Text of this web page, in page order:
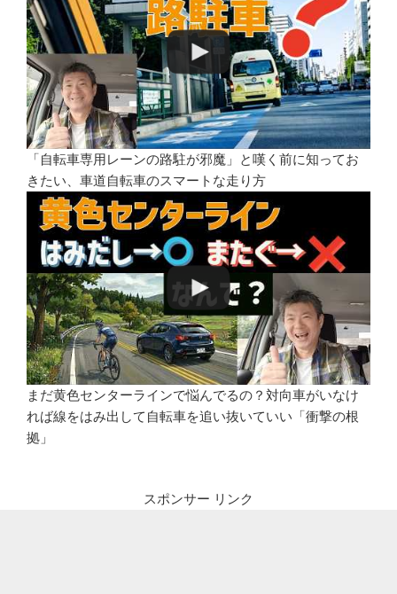
「自転車専用レーンの路駐が邪魔」と嘆く前に知ってお
きたい、車道自転車のスマートな走り方
まだ黄色センターラインで悩んでるの？対向車がいなけ
れば線をはみ出して自転車を追い抜いていい「衝撃の根
拠」
スポンサー リンク